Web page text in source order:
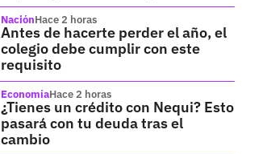
NaciónHace 2 horas
Antes de hacerte perder el año, el
colegio debe cumplir con este
requisito
EconomíaHace 2 horas
¿Tienes un crédito con Nequi? Esto
pasará con tu deuda tras el
cambio